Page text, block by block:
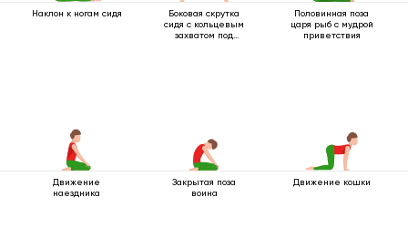
Наклон к ногам сидя
Боковая скрутка
сидя с кольцевым
захватом под
Половинная поза
царя рыб с мудрой
приветствия
Движение
наездника
Закрытая поза
воина
Движение кошки